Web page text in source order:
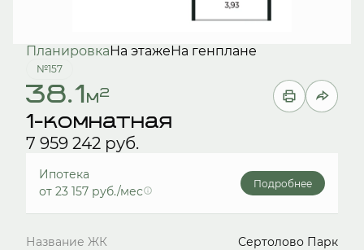
ПланировкаНа этажеНа генплане
№157
38.1 м2
1-комнатная
7 959 242 руб.
Ипотека
от 23 157 руб./мес
Подробнее
Название ЖК
Сертолово Парк